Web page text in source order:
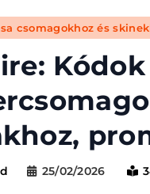
csomagokhoz és
25/02/2026